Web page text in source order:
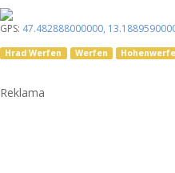
GPS: 47.482888000000,
Hrad Werfen Werfen
Reklama